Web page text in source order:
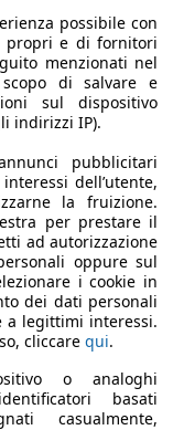
cambio manuale
cambio
CV, cambio
più proposto in
dell’Est più
Logan. I Paesi
Renault
però non è più
in seguito al
possibile con
propri e di fornitori
menzionati nel
scopo di salvare e
sul dispositivo
indirizzi IP).
pubblicitari
dell’utente,
la fruizione.
per prestare il
ad autorizzazione
oppure sul
i cookie in
dei dati personali
a legittimi interessi.
cliccare qui.
o analoghi
basati
casualmente,